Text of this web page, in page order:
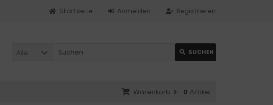
Registrieren
Anmelden
Startseite
Alle SUCHEN
Warenkorb 0 Artikel